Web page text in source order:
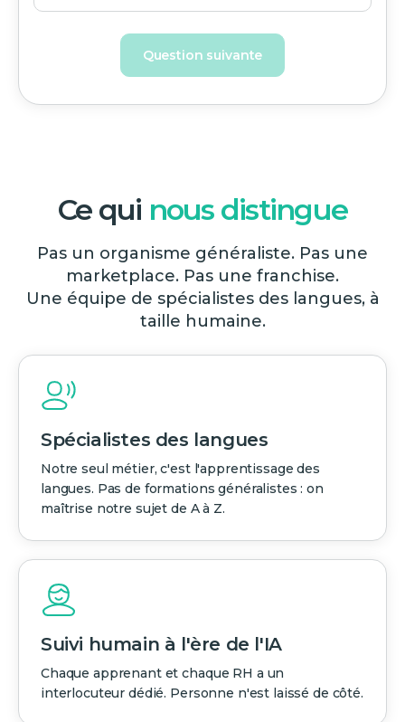
Question suivante
Ce qui nous distingue
Pas un organisme généraliste. Pas une
marketplace. Pas une franchise.
Une équipe de spécialistes des langues, à
taille humaine.
Spécialistes des langues
Notre seul métier, c'est l'apprentissage des
langues. Pas de formations généralistes : on
maîtrise notre sujet de A à Z.
Suivi humain à l'ère de l'IA
Chaque apprenant et chaque RH a un
interlocuteur dédié. Personne n'est laissé de côté.